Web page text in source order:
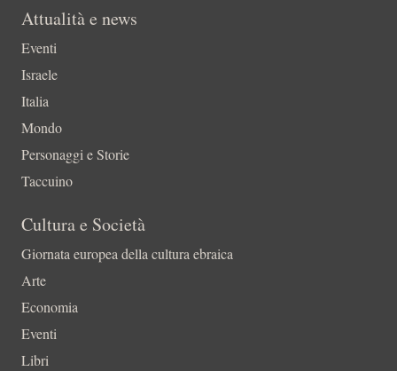
Attualità e news
Eventi
Israele
Italia
Mondo
Personaggi e Storie
Taccuino
Cultura e Società
Giornata europea della cultura ebraica
Arte
Economia
Eventi
Libri